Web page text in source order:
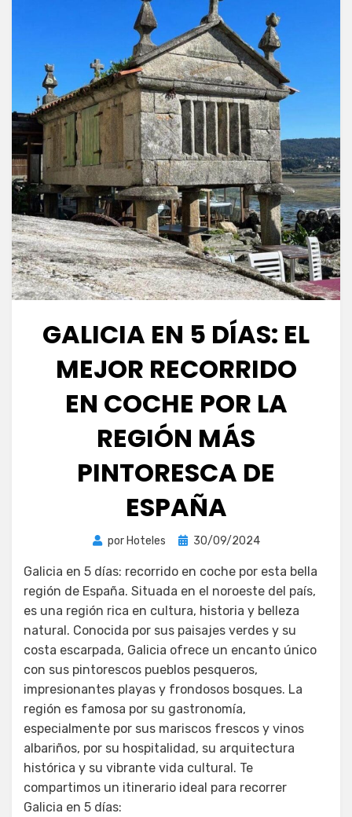
GALICIA EN 5 DÍAS: EL
MEJOR RECORRIDO
EN COCHE POR LA
REGIÓN MÁS
PINTORESCA DE
ESPAÑA
por Hoteles
Publicada
30/09/2024
Galicia en 5 días: recorrido en coche por esta bella
región de España. Situada en el noroeste del país,
es una región rica en cultura, historia y belleza
natural. Conocida por sus paisajes verdes y su
costa escarpada, Galicia ofrece un encanto único
con sus pintorescos pueblos pesqueros,
impresionantes playas y frondosos bosques. La
región es famosa por su gastronomía,
especialmente por sus mariscos frescos y vinos
albariños, por su hospitalidad, su arquitectura
histórica y su vibrante vida cultural. Te
compartimos un itinerario ideal para recorrer
Galicia en 5 días: